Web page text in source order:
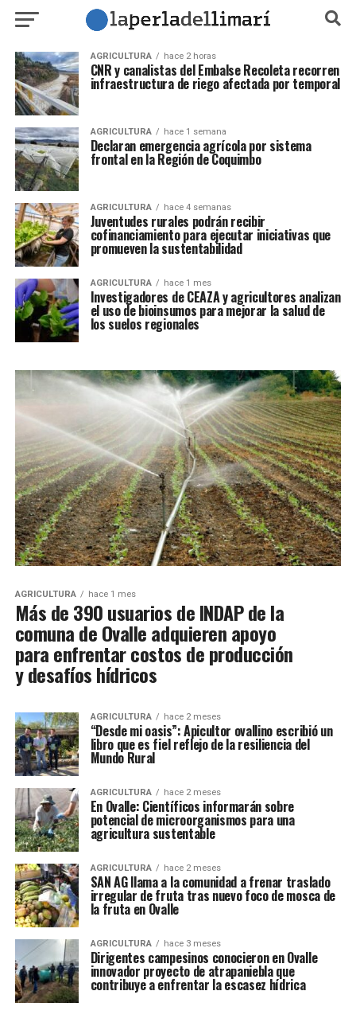
AGRICULTURA hace 2 horas
CNR y canalistas del Embalse Recoleta recorren
infraestructura de riego afectada por temporal
AGRICULTURA hace 1 semana
Declaran emergencia agrícola por sistema
frontal en la Región de Coquimbo
AGRICULTURA hace 4 semanas
Juventudes rurales podrán recibir
cofinanciamiento para ejecutar iniciativas que
promueven la sustentabilidad
AGRICULTURA hace 1 mes
Investigadores de CEAZA y agricultores analizan
el uso de bioinsumos para mejorar la salud de
los suelos regionales
AGRICULTURA hace 1 mes
Más de 390 usuarios de INDAP de la
comuna de Ovalle adquieren apoyo
para enfrentar costos de producción
y desafíos hídricos
AGRICULTURA hace 2 meses
“Desde mi oasis”: Apicultor ovallino escribió un
libro que es fiel reflejo de la resiliencia del
Mundo Rural
AGRICULTURA hace 2 meses
En Ovalle: Científicos informarán sobre
potencial de microorganismos para una
agricultura sustentable
AGRICULTURA hace 2 meses
SAN AG llama a la comunidad a frenar traslado
irregular de fruta tras nuevo foco de mosca de
la fruta en Ovalle
AGRICULTURA hace 3 meses
Dirigentes campesinos conocieron en Ovalle
innovador proyecto de atrapaniebla que
contribuye a enfrentar la escasez hídrica